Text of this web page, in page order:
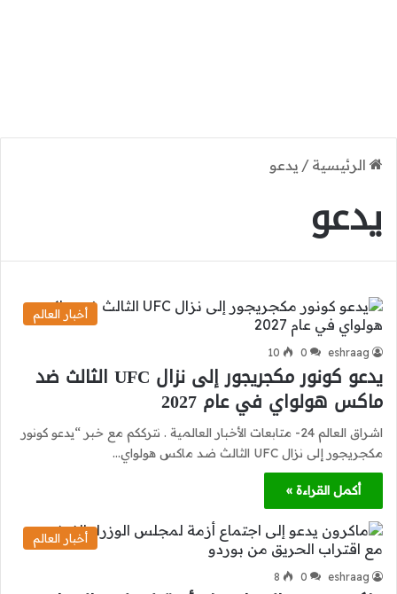
الرئيسية / يدعو
يدعو
أخبار العالم
eshraag
0
10
يدعو كونور مكجريجور إلى نزال UFC الثالث ضد
ماكس هولواي في عام 2027
اشراق العالم 24- متابعات الأخبار العالمية . نترككم مع خبر “يدعو كونور
مكجريجور إلى نزال UFC الثالث ضد ماكس هولواي…
أكمل القراءة »
أخبار العالم
eshraag
0
8